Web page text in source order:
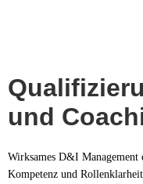
und
Wirksames D&I Management
Kompetenz und